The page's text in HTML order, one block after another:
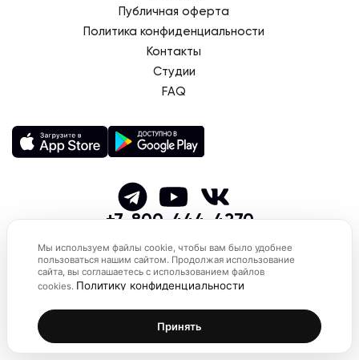
Мы используем файлы cookie, чтобы вам было удобнее
пользоваться нашим сайтом. Продолжая использование
сайта, вы соглашаетесь с использованием файлов
cookies. Политику конфиденциальности
Принять
Публичная оферта
Политика конфиденциальности
Контакты
Студии
FAQ
+7-800-444-4270